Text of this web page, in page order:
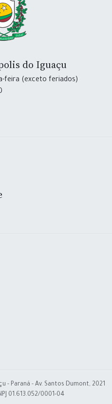
do Iguaçu
feira (exceto feriados)
- Paraná - Av. Santos Dumont, 2021
01.613.052/0001-04